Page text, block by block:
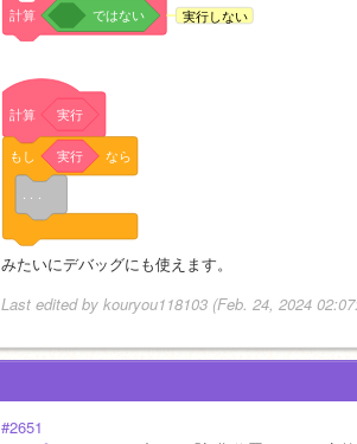
計算 ではない 実行しない
計算 実行
もし 実行 なら
. . .
みたいにデバッグにも使えます。
Last edited by kouryou118103 (Feb. 24, 2024
#2651